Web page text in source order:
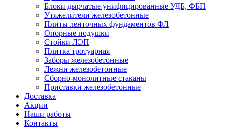
Блоки дырчатые унифицированные УДБ, ФБП
Утяжелители железобетонные
Плиты ленточных фундаментов ФЛ
Опорные подушки
Стойки ЛЭП
Плитка тротуарная
Заборы железобетонные
Лежни железобетонные
Сборно-монолитные стаканы
Приставки железобетонные
Доставка
Акции
Наши работы
Контакты